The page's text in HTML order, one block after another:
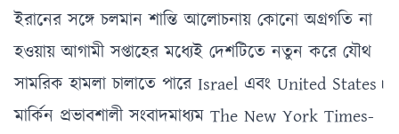
ইরানের সঙ্গে চলমান শান্তি আলোচনায় কোনো অগ্রগতি না
হওয়ায় আগামী সপ্তাহের মধ্যেই দেশটিতে নতুন করে যৌথ
সামরিক হামলা চালাতে পারে Israel এবং United States।
মার্কিন প্রভাবশালী সংবাদমাধ্যম The New York Times-